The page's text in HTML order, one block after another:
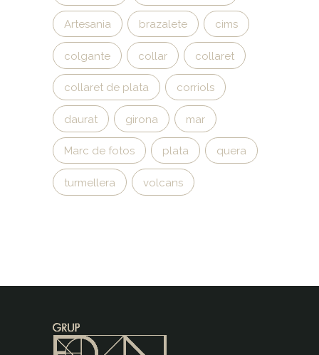
Artesania brazalete cims
colgante collar collaret
collaret de plata corriols
daurat girona mar
Marc de fotos plata quera
turmellera volcans